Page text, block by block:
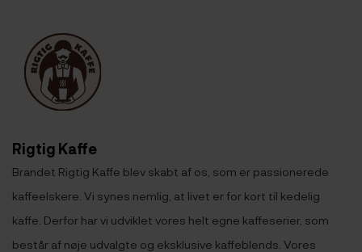
Rigtig Kaffe
Brandet Rigtig Kaffe blev skabt af os, som er passionerede
kaffeelskere. Vi synes nemlig, at livet er for kort til kedelig
kaffe. Derfor har vi udviklet vores helt egne kaffeserier, som
består af nøje udvalgte og eksklusive kaffeblends. Vores